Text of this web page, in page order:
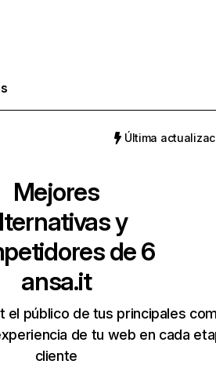
Última
Mejores
y
de 6
ansa.it
el público de tus principales
de tu web en cada
cliente